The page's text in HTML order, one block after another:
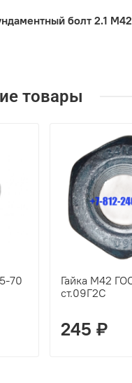
болт 2.1
товары
70
Гайка М42
ст.09Г2С
245 ₽